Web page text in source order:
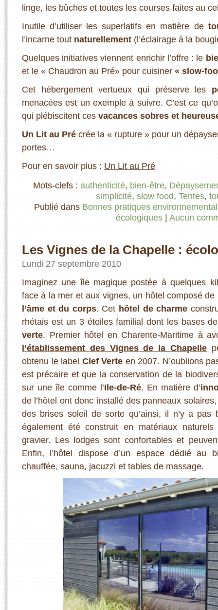
linge, les bûches et toutes les courses faites au
Inutile d’utiliser les superlatifs en matière de
l’incarne tout naturellement (l’éclairage à la
Quelques initiatives viennent enrichir l’offre : le
et le « Chaudron au Pré» pour cuisiner « slow-
Cet hébergement vertueux qui préserve les
menacées est un exemple à suivre. C’est ce
qui plébiscitent ces vacances sobres et
Un Lit au Pré crée la « rupture » pour un
portes…
Pour en savoir plus : Un Lit au Pré
Mots-clefs : authenticité, bien-être,
simplicité, slow food, Tentes,
Publié dans Bonnes pratiques
écologiques| Aucun
Les Vignes de la Chapelle :
Lundi 27 septembre 2010
Imaginez une île magique postée à quelques
face à la mer et aux vignes, un hôtel composé
l’âme et du corps. Cet hôtel de charme
rhétais est un 3 étoiles familial dont les bases
verte. Premier hôtel en Charente-Maritime à
l’établissement des Vignes de la Chapelle
obtenu le label Clef Verte en 2007. N’oublions
est précaire et que la conservation de la
sur une île comme l’Ile-de-Ré. En matière d’
de l’hôtel ont donc installé des panneaux
des brises soleil de sorte qu’ainsi, il n’y a pas
également été construit en matériaux
gravier. Les lodges sont confortables et
Enfin, l’hôtel dispose d’un espace dédié au
chauffée, sauna, jacuzzi et tables de massage.